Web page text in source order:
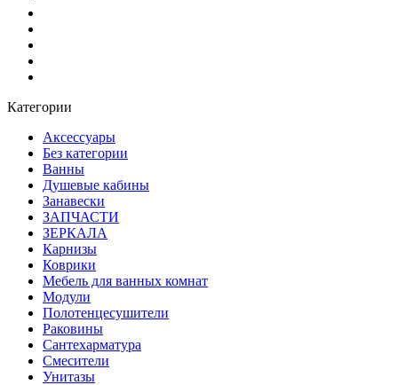
Категории
Аксессуары
Без категории
Ванны
Душевые кабины
Занавески
ЗАПЧАСТИ
ЗЕРКАЛА
Карнизы
Коврики
Мебель для ванных комнат
Модули
Полотенцесушители
Раковины
Сантехарматура
Смесители
Унитазы